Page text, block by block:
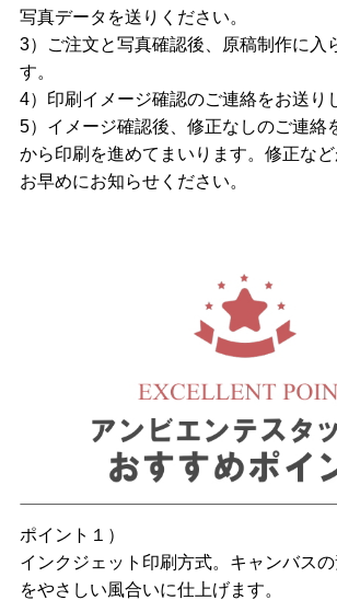
写真データを送りください。
3）ご注文と写真確認後、原稿制作に入
す。
4）印刷イメージ確認のご連絡をお送り
5）イメージ確認後、修正なしのご連絡
から印刷を進めてまいります。修正な
お早めにお知らせください。
ポイント１）
インクジェット印刷方式。キャンバス
をやさしい風合いに仕上げます。